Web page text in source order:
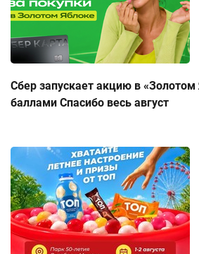
Сбер запускает акцию в «Золотом
баллами Спасибо весь август